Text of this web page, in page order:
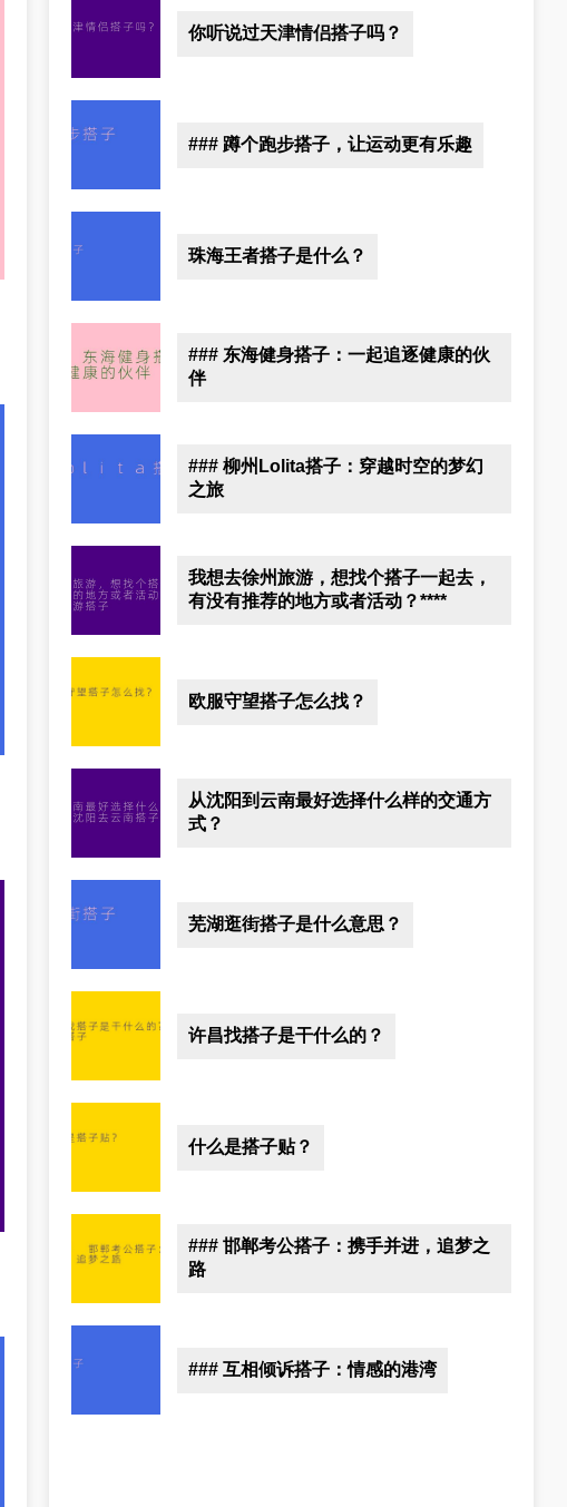
你听说过天津情侣搭子吗？
### 蹲个跑步搭子，让运动更有乐趣
珠海王者搭子是什么？
### 东海健身搭子：一起追逐健康的伙
伴
### 柳州Lolita搭子：穿越时空的梦幻
之旅
我想去徐州旅游，想找个搭子一起去，
有没有推荐的地方或者活动？****
欧服守望搭子怎么找？
从沈阳到云南最好选择什么样的交通方
式？
芜湖逛街搭子是什么意思？
许昌找搭子是干什么的？
什么是搭子贴？
### 邯郸考公搭子：携手并进，追梦之
路
### 互相倾诉搭子：情感的港湾